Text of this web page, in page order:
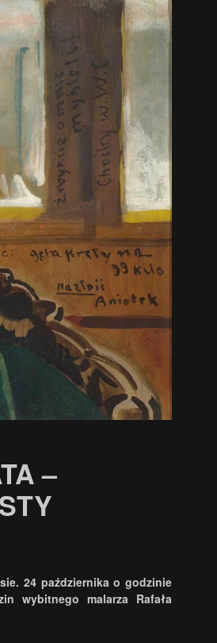
РУССКИЙ
中文 (中国)
日本語
–
24 października o godzinie
wybitnego malarza Rafała